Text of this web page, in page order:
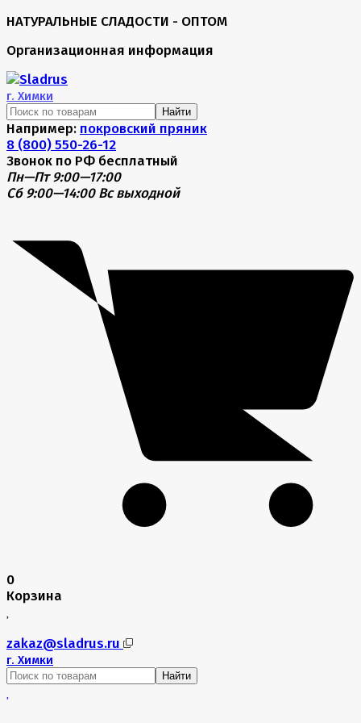
НАТУРАЛЬНЫЕ СЛАДОСТИ - ОПТОМ
Организационная информация
г. Химки
Найти
Например: покровский пряник
8 (800) 550-26-12
Звонок по РФ бесплатный
Пн—Пт 9:00—17:00
Сб 9:00—14:00 Вс выходной
0
Корзина
zakaz@sladrus.ru
г. Химки
Найти